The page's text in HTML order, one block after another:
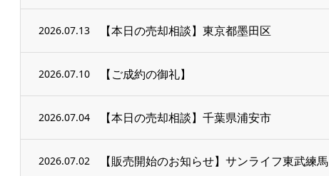
2026.07.13 【本日の売却相談】東京都墨田区
2026.07.10 【ご成約の御礼】
2026.07.04 【本日の売却相談】千葉県浦安市
2026.07.02 【販売開始のお知らせ】サンライフ東武練馬